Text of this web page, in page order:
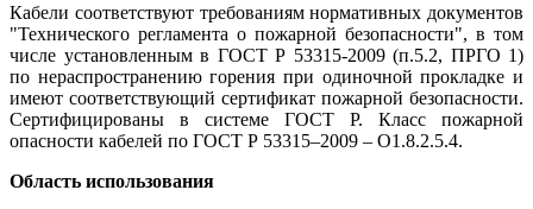
Кабели соответствуют требованиям нормативных документов
"Технического регламента о пожарной безопасности", в том
числе установленным в ГОСТ Р 53315-2009 (п.5.2, ПРГО 1)
по нераспространению горения при одиночной прокладке и
имеют соответствующий сертификат пожарной безопасности.
Сертифицированы в системе ГОСТ Р. Класс пожарной
опасности кабелей по ГОСТ Р 53315–2009 – О1.8.2.5.4.
Область использования